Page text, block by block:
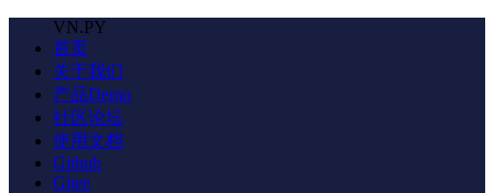
VN.PY
首页
关于我们
产品Demo
社区论坛
使用文档
Github
Gitee